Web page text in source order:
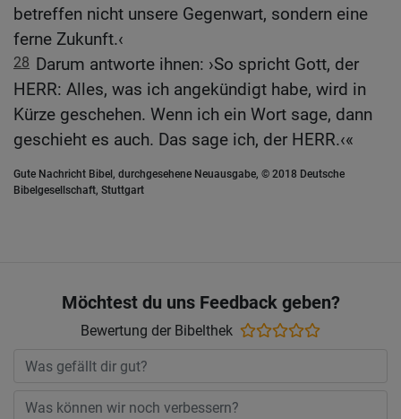
betreffen nicht unsere Gegenwart, sondern eine
ferne Zukunft.‹
28 Darum antworte ihnen: ›So spricht Gott, der
HERR: Alles, was ich angekündigt habe, wird in
Kürze geschehen. Wenn ich ein Wort sage, dann
geschieht es auch. Das sage ich, der HERR.‹«
Gute Nachricht Bibel, durchgesehene Neuausgabe, © 2018 Deutsche
Bibelgesellschaft, Stuttgart
Möchtest du uns Feedback geben?
Bewertung der Bibelthek